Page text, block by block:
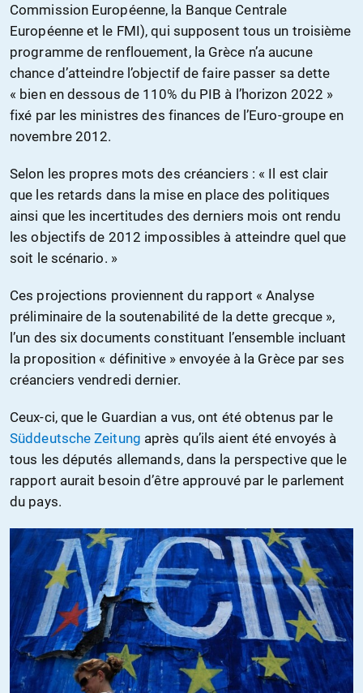
Commission Européenne, la Banque Centrale
Européenne et le FMI), qui supposent tous un troisième
programme de renflouement, la Grèce n’a aucune
chance d’atteindre l’objectif de faire passer sa dette
« bien en dessous de 110% du PIB à l’horizon 2022 »
fixé par les ministres des finances de l’Euro-groupe en
novembre 2012.
Selon les propres mots des créanciers : « Il est clair
que les retards dans la mise en place des politiques
ainsi que les incertitudes des derniers mois ont rendu
les objectifs de 2012 impossibles à atteindre quel que
soit le scénario. »
Ces projections proviennent du rapport « Analyse
préliminaire de la soutenabilité de la dette grecque »,
l’un des six documents constituant l’ensemble incluant
la proposition « définitive » envoyée à la Grèce par ses
créanciers vendredi dernier.
Ceux-ci, que le Guardian a vus, ont été obtenus par le
Süddeutsche Zeitung après qu’ils aient été envoyés à
tous les députés allemands, dans la perspective que le
rapport aurait besoin d’être approuvé par le parlement
du pays.